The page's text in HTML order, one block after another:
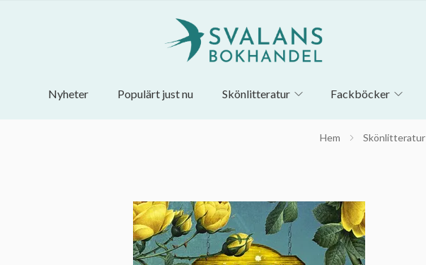
Nyheter Populärt just nu Skönlitteratur Fackböcker
Hem Skönlitteratur